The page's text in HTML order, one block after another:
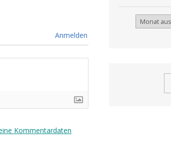
Anmelden
Kommentardaten
Archiv